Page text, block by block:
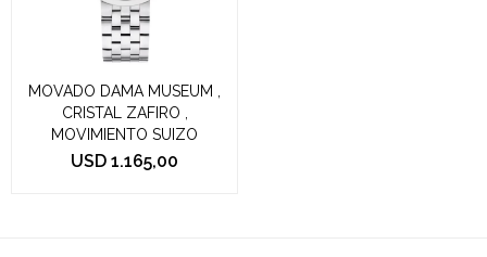
MOVADO DAMA MUSEUM ,
CRISTAL ZAFIRO ,
MOVIMIENTO SUIZO
USD 1.165,00